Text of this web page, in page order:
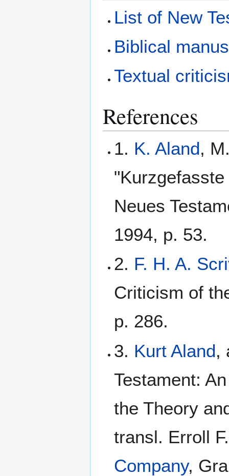
List of New
Biblical
Textual
References
1. K. Aland,
Neues
1994, p. 53.
2. F. H. A.
Criticism of
p. 286.
3. Kurt Aland,
Testament:
the Theory
transl. Erroll
Company,